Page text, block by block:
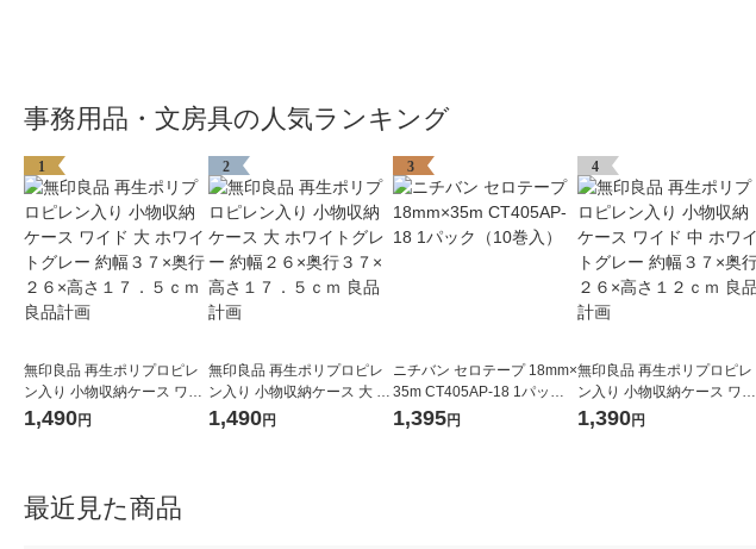
事務用品・文房具の人気ランキング
1
無印良品 再生ポリプロピレ
ン入り 小物収納ケース ワイ
ド 大 ホワイトグレー 約幅３
1,490円
2
無印良品 再生ポリプロピレ
ン入り 小物収納ケース 大 ホ
ワイトグレー 約幅２６×奥行
1,490円
3
ニチバン セロテープ 18mm×
35m CT405AP-18 1パック
（10巻入）
1,395円
4
無印良品 再生ポリプロピレ
ン入り 小物収納ケース ワイ
ド 中 ホワイトグレー 約幅３
1,390円
最近見た商品